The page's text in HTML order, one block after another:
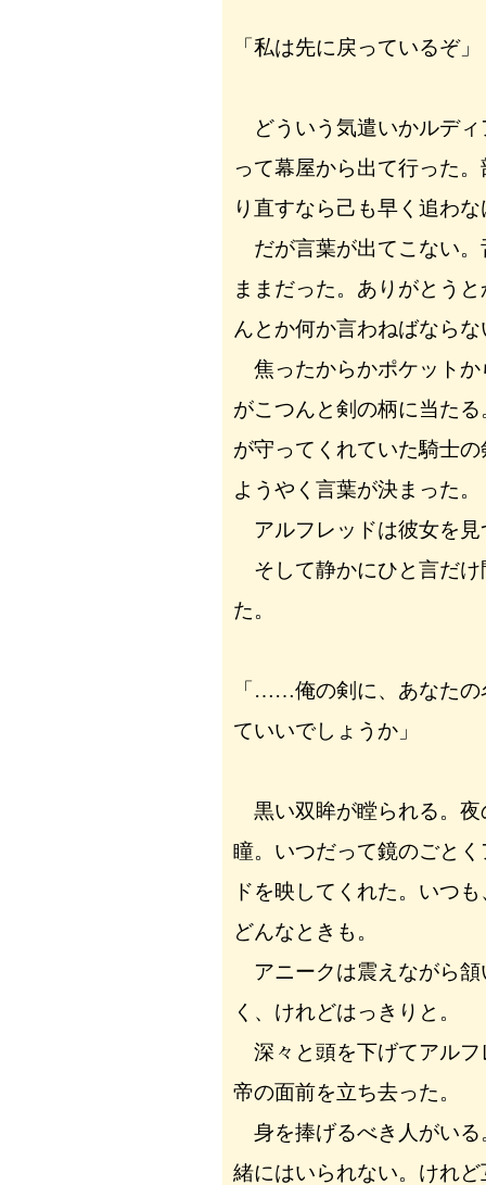
「私は先に戻っているぞ」
どういう気遣いかルディ
って幕屋から出て行った
り直すなら己も早く追わ
だが言葉が出てこない。
ままだった。ありがとう
んとか何か言わねばなら
焦ったからかポケットか
がこつんと剣の柄に当た
が守ってくれていた騎士
ようやく言葉が決まった。
アルフレッドは彼女を見
そして静かにひと言だけ
た。
「……俺の剣に、あなたの
ていいでしょうか」
黒い双眸が瞠られる。夜
瞳。いつだって鏡のごと
ドを映してくれた。いつ
どんなときも。
アニークは震えながら頷
く、けれどはっきりと。
深々と頭を下げてアルフ
帝の面前を立ち去った。
身を捧げるべき人がいる
緒にはいられない。けれ